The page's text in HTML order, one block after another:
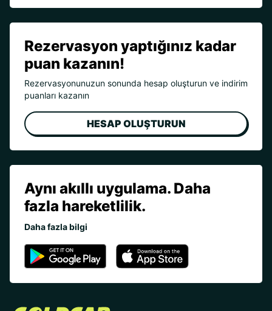
Rezervasyon yaptığınız kadar
puan kazanın!
Rezervasyonunuzun sonunda hesap oluşturun ve indirim
puanları kazanın
HESAP OLUŞTURUN
Aynı akıllı uygulama. Daha
fazla hareketlilik.
Daha fazla bilgi